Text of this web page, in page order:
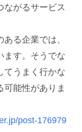
ながるサービス
る企業では、
ます。そうでな
てうまく行かな
可能性がありま
post-176979